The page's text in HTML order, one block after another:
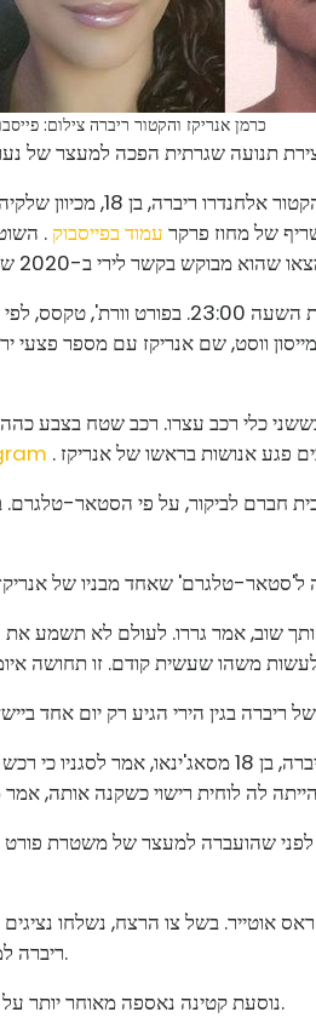
כרמן אנריקז והקטור ריברה צילום:
של מחוז פרקר עמוד בפייסבוק .
אנריקז נהרג ב-29 ביוני 2020, בסביבות
כלי רכב עצרו. רכב שטח בצבע
לביקור, על פי הסטאר-טלגרם.
שוב, אמר גררו. לעולם לא תשמע
נהג המכונית, שזוהה כהקטור אלחנדרו ריברה, בן 18
שהועברה למעצר של משטרת
אוטייר. בשל צו הרצח, נשלחו
ריברה למעצר. הוא נתפס ללא תקלות.
נוסעת קטינה נאספה מאוחר יותר על ידי בני משפחה, לפי ההודעה.